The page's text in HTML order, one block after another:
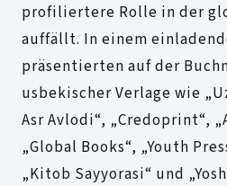
profiliertere Rolle in der
auffällt. In einem
präsentierten auf der
usbekischer Verlage wie
Asr Avlodi“, „Credoprint“,
„Global Books“, „Youth
„Kitob Sayyorasi“ und